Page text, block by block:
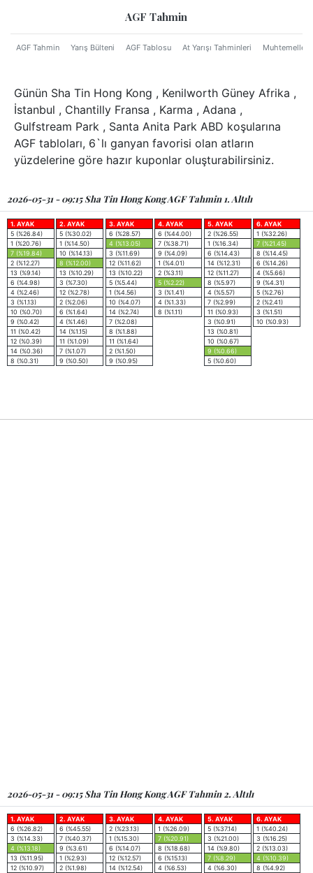
AGF Tahmin
AGF Tahmin Yarış Bülteni AGF Tablosu At Yarışı Tahminleri Muhtemeller
Günün Sha Tin Hong Kong , Kenilworth Güney Afrika ,
İstanbul , Chantilly Fransa , Karma , Adana ,
Gulfstream Park , Santa Anita Park ABD koşularına
AGF tabloları, 6`lı ganyan favorisi olan atların
yüzdelerine göre hazır kuponlar oluşturabilirsiniz.
2026-05-31 - 09:15 Sha Tin Hong Kong AGF Tahmin 1. Altılı
1. AYAK
5 (%26.84)
1 (%20.76)
7 (%19.84)
2 (%12.27)
13 (%9.14)
6 (%4.98)
4 (%2.46)
3 (%1.13)
10 (%0.70)
9 (%0.42)
11 (%0.42)
12 (%0.39)
14 (%0.36)
8 (%0.31)
2. AYAK
5 (%30.02)
1 (%14.50)
10 (%14.13)
8 (%12.00)
13 (%10.29)
3 (%7.30)
12 (%2.78)
2 (%2.06)
6 (%1.64)
4 (%1.46)
14 (%1.15)
11 (%1.09)
7 (%1.07)
9 (%0.50)
3. AYAK
6 (%28.57)
4 (%13.05)
3 (%11.69)
12 (%11.62)
13 (%10.22)
5 (%5.44)
1 (%4.56)
10 (%4.07)
14 (%2.74)
7 (%2.08)
8 (%1.88)
11 (%1.64)
2 (%1.50)
9 (%0.95)
4. AYAK
6 (%44.00)
7 (%38.71)
9 (%4.09)
1 (%4.01)
2 (%3.11)
5 (%2.22)
3 (%1.41)
4 (%1.33)
8 (%1.11)
5. AYAK
2 (%26.55)
1 (%16.34)
6 (%14.43)
14 (%12.31)
12 (%11.27)
8 (%5.97)
4 (%5.57)
7 (%2.99)
11 (%0.93)
3 (%0.91)
13 (%0.81)
10 (%0.67)
9 (%0.66)
5 (%0.60)
6. AYAK
1 (%32.26)
7 (%21.45)
8 (%14.45)
6 (%14.26)
4 (%5.66)
9 (%4.31)
5 (%2.76)
2 (%2.41)
3 (%1.51)
10 (%0.93)
2026-05-31 - 09:15 Sha Tin Hong Kong AGF Tahmin 2. Altılı
1. AYAK
6 (%26.82)
3 (%14.33)
4 (%13.18)
13 (%11.95)
12 (%10.97)
2. AYAK
6 (%45.55)
7 (%40.37)
9 (%3.61)
1 (%2.93)
2 (%1.98)
3. AYAK
2 (%23.13)
1 (%15.30)
6 (%14.07)
12 (%12.57)
14 (%12.54)
4. AYAK
1 (%26.09)
7 (%20.91)
8 (%18.68)
6 (%15.13)
4 (%6.53)
5. AYAK
5 (%37.14)
3 (%21.00)
14 (%9.80)
7 (%8.29)
4 (%6.30)
6. AYAK
1 (%40.24)
3 (%16.25)
2 (%13.03)
4 (%10.39)
8 (%4.92)